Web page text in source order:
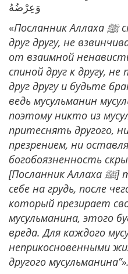
وَعِرْضُهُ
«Посланник Аллаха ﷺ сказал: “Не завидуйте
друг другу, не
от взаимной
спиной друг к другу,
друг другу и будьте
ведь мусульманин
поэтому никто из
притеснять другого,
презрением, ни
богобоязненность
[Посланник Аллаха ﷺ] трижды указал рукой
себе на грудь, после
который презирает
мусульманина, этого
вреда. Для каждого
неприкосновенными
другого мусульманина”».